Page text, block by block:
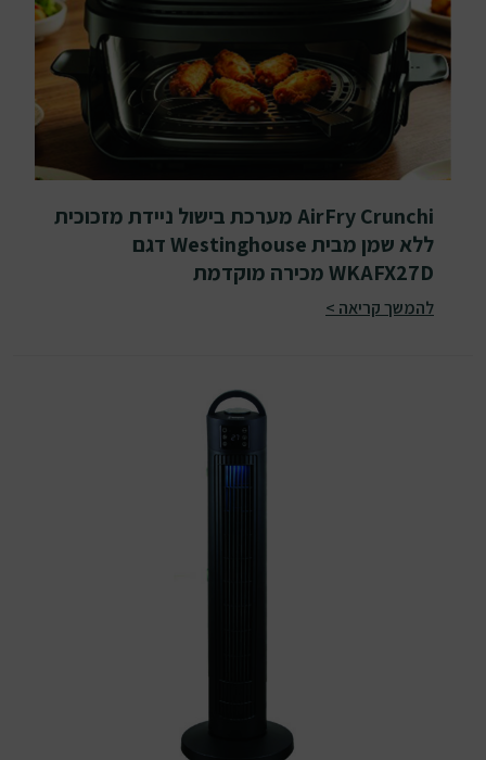
AirFry Crunchi מערכת בישול ניידת מזכוכית
ללא שמן מבית Westinghouse דגם
WKAFX27D מכירה מוקדמת
להמשך קריאה